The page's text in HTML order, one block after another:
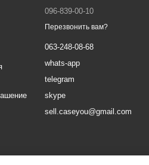
096-839-00-10
Перезвонить вам?
063-248-08-68
whats-app
telegram
skype
sell.caseyou@gmail.com